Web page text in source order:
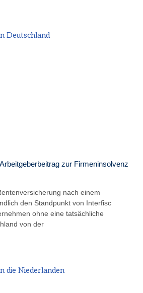
zur Firmeninsolvenz
nach einem
den Standpunkt von Interfisc
ohne eine tatsächliche
von der